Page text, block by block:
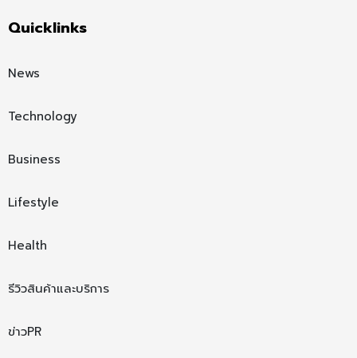
Quicklinks
News
Technology
Business
Lifestyle
Health
รีวิวสินค้าและบริการ
ข่าวPR